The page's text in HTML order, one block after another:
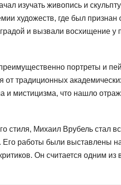
изучать живопись и
художеств, где был
и вызвали восхищение у
портреты и
традиционных
и мистицизма, что нашло
стиля, Михаил Врубель стал
Его работы были выставлены
Он считается одним из